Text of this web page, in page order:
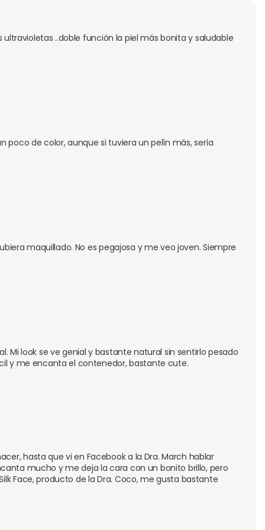
..doble función la piel más bonita y saludable
de color, aunque si tuviera un pelín más, sería
maquillado. No es pegajosa y me veo joven. Siempre
Mi look se ve genial y bastante natural sin sentirlo pesado
y me encanta el contenedor, bastante cute.
hasta que vi en Facebook a la Dra. March hablar
mucho y me deja la cara con un bonito brillo, pero
Face, producto de la Dra. Coco, me gusta bastante